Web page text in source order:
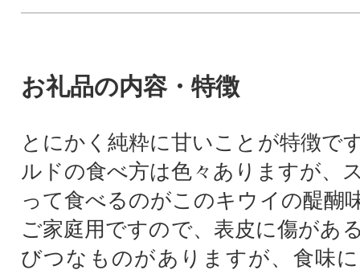
お礼品の内容・特徴
とにかく純粋に甘いことが特徴で
ルドの食べ方は色々ありますが、
って食べるのがこのキウイの醍醐
ご家庭用ですので、表皮に傷があ
びつなものがありますが、食味